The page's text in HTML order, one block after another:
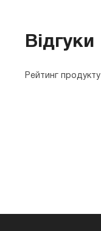
Відгуки
Рейтинг продукту